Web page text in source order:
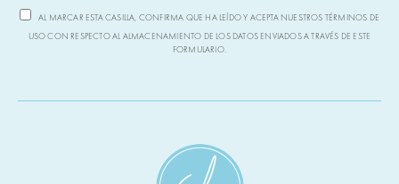
AL MARCAR ESTA CASILLA, CONFIRMA QUE HA LEÍDO Y ACEPTA NUESTROS TÉRMINOS DE
USO CON RESPECTO AL ALMACENAMIENTO DE LOS DATOS ENVIADOS A TRAVÉS DE ESTE
FORMULARIO.